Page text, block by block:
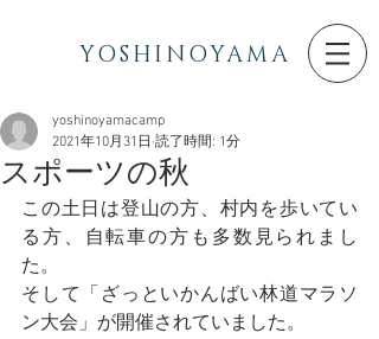
YOSHINOYAMA
スポーツの秋
yoshinoyamacamp
2021年10月31日 読了時間: 1分
この土日は登山の方、村内を歩いてい
る方、自転車の方も多数見られまし
た。
そして「ざっといかんばい林道マラソ
ン大会」が開催されていました。